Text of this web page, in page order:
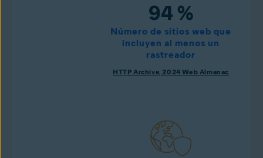
94 %
Número de sitios web que
incluyen al menos un
rastreador
HTTP Archive, 2024 Web Almanac